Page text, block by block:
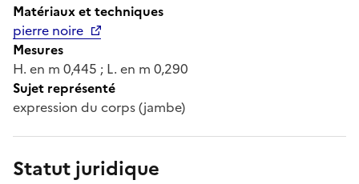
Matériaux et techniques
pierre noire
Mesures
H. en m 0,445 ; L. en m 0,290
Sujet représenté
expression du corps (jambe)
Statut juridique